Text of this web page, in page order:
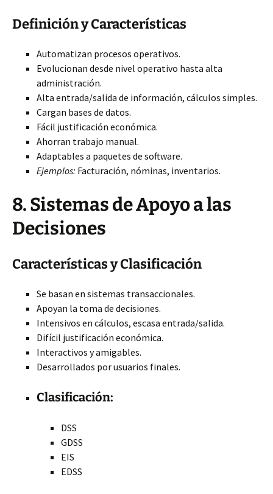
Definición y Características
Automatizan procesos operativos.
Evolucionan desde nivel operativo hasta alta
administración.
Alta entrada/salida de información, cálculos simples.
Cargan bases de datos.
Fácil justificación económica.
Ahorran trabajo manual.
Adaptables a paquetes de software.
Ejemplos: Facturación, nóminas, inventarios.
8. Sistemas de Apoyo a las
Decisiones
Características y Clasificación
Se basan en sistemas transaccionales.
Apoyan la toma de decisiones.
Intensivos en cálculos, escasa entrada/salida.
Difícil justificación económica.
Interactivos y amigables.
Desarrollados por usuarios finales.
Clasificación:
DSS
GDSS
EIS
EDSS